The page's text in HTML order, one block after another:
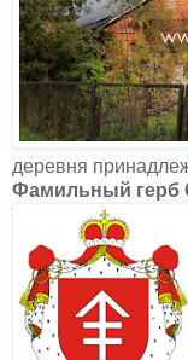
деревня
Фамильный герб